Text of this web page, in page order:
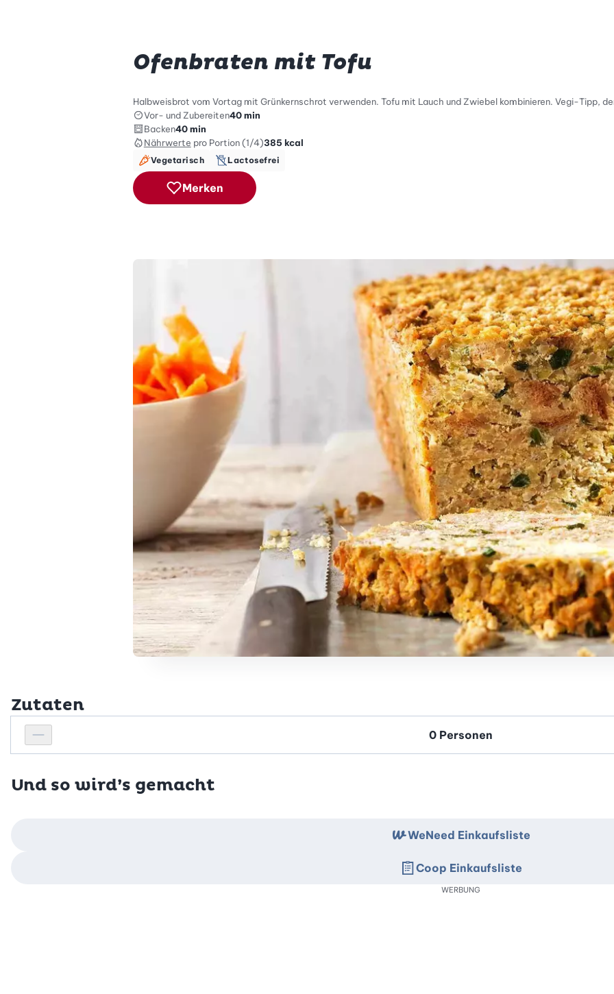
Ofenbraten mit Tofu
Halbweisbrot vom Vortag mit Grünkernschrot verwenden. Tofu mit Lauch und Zwiebel kombinieren. Vegi-Tipp,
Vor- und Zubereiten40 min
Backen40 min
Nährwerte pro Portion (1/4)385 kcal
Vegetarisch Lactosefrei
Merken
Zutaten
Personenanzahl verringern
Personenanzahl
Und so wird’s gemacht
WeNeed Einkaufsliste
Coop Einkaufsliste
WERBUNG